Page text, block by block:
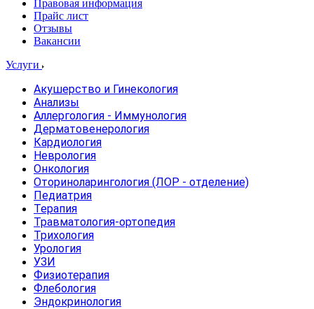
Правовая информация
Прайс лист
Отзывы
Вакансии
Услуги
Акушерство и Гинекология
Анализы
Аллергология - Иммунология
Дерматовенерология
Кардиология
Неврология
Онкология
Оториноларингология (ЛОР - отделение)
Педиатрия
Терапия
Травматология-ортопедия
Трихология
Урология
УЗИ
Физиотерапия
Флебология
Эндокринология